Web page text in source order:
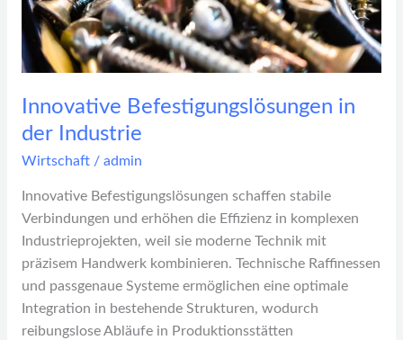
Innovative Befestigungslösungen in
der Industrie
Wirtschaft/ admin
Innovative Befestigungslösungen schaffen stabile
Verbindungen und erhöhen die Effizienz in komplexen
Industrieprojekten, weil sie moderne Technik mit
präzisem Handwerk kombinieren. Technische Raffinessen
und passgenaue Systeme ermöglichen eine optimale
Integration in bestehende Strukturen, wodurch
reibungslose Abläufe in Produktionsstätten